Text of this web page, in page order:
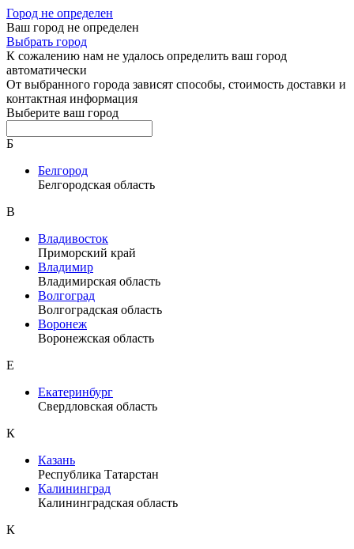
Город не определен
Ваш город не определен
Выбрать город
К сожалению нам не удалось определить ваш город
автоматически
От выбранного города зависят способы, стоимость доставки и
контактная информация
Выберите ваш город
Б
Белгород
Белгородская область
В
Владивосток
Приморский край
Владимир
Владимирская область
Волгоград
Волгоградская область
Воронеж
Воронежская область
Е
Екатеринбург
Свердловская область
К
Казань
Республика Татарстан
Калининград
Калининградская область
К